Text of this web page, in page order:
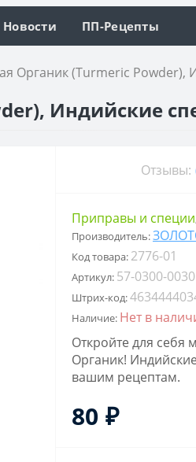
Новости ПП-Рецепты
Органик (Turmeric Powder),
Индийские
Отзывы:
Приправы и специи
Производитель:
Код товара: 2776-01
Артикул: 57-0300-0030
Штрих-код:
Наличие: Нет в
Откройте для себя
Органик!
вашим рецептам.
80 ₽